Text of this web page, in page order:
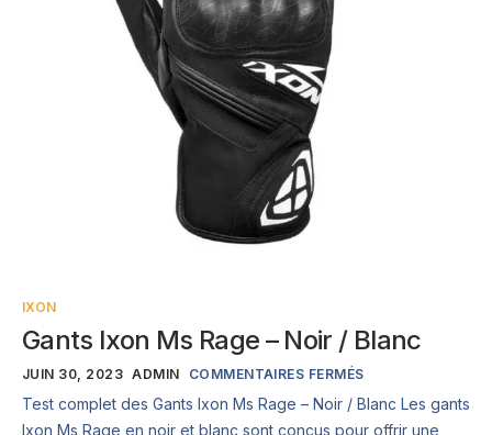
IXON
Gants Ixon Ms Rage – Noir / Blanc
JUIN 30, 2023 ADMIN COMMENTAIRES FERMÉS
Test complet des Gants Ixon Ms Rage – Noir / Blanc Les gants
Ixon Ms Rage en noir et blanc sont conçus pour offrir une